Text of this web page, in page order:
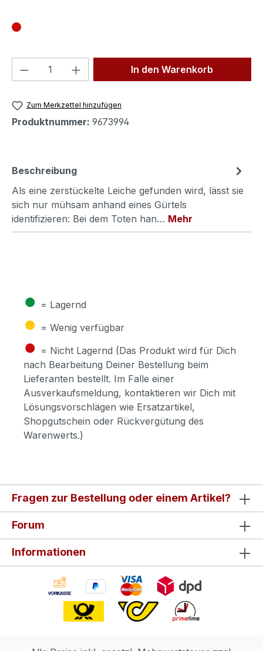
Produkt Anzahl: Gib denIn den Warenkorb
Zum Merkzettel hinzufügen
Produktnummer: 9673994
Beschreibung
Als eine zerstückelte Leiche gefunden wird, lässt sie
sich nur mühsam anhand eines Gürtels
identifizieren: Bei dem Toten han… Mehr
● = Lagernd
● = Wenig verfügbar
● = Nicht Lagernd (Das Produkt wird für Dich
nach Bearbeitung Deiner Bestellung beim
Lieferanten bestellt. Im Falle einer
Ausverkaufsmeldung, kontaktieren wir Dich mit
Lösungsvorschlägen wie Ersatzartikel,
Shopgutschein oder Rückvergütung des
Warenwerts.)
Fragen zur Bestellung oder einem Artikel?
Forum
Informationen